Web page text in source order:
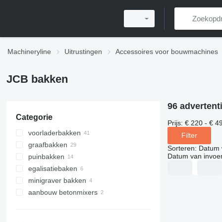
Machineryline Uitrustingen Accessoires voor bouwmachines
JCB bakken
Categorie
voorladerbakken
graafbakken
puinbakken
egalisatiebaken
minigraver bakken
aanbouw betonmixers
96
Prijs: € 220 - €
Filter
Sorteren: Datum
Datum van